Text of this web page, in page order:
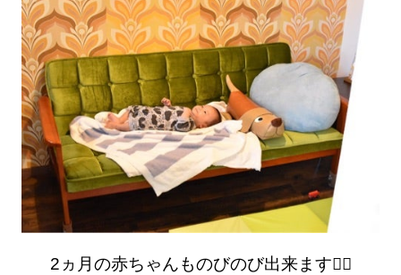
2ヵ月の赤ちゃんものびのび出来ます笑⃝